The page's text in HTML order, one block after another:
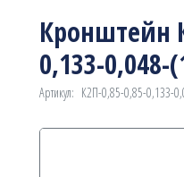
Кронштейн
0,133-0,048-
Артикул: К2П-0,85-0,85-0,133-